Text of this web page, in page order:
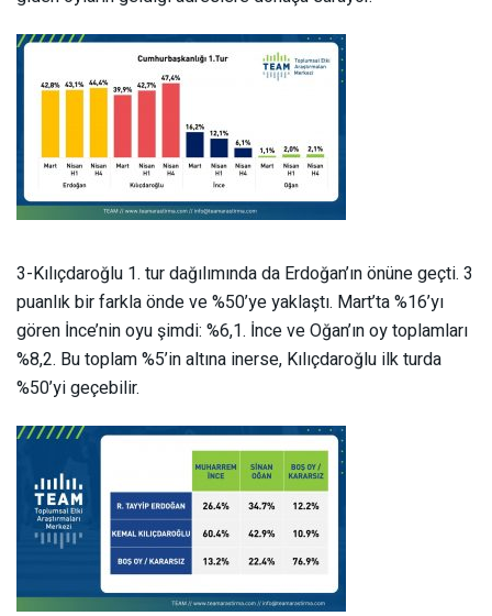
3-Kılıçdaroğlu 1. tur dağılımında da Erdoğan’ın önüne geçti. 3
puanlık bir farkla önde ve %50’ye yaklaştı. Mart’ta %16’yı
gören İnce’nin oyu şimdi: %6,1. İnce ve Oğan’ın oy toplamları
%8,2. Bu toplam %5’in altına inerse, Kılıçdaroğlu ilk turda
%50’yi geçebilir.